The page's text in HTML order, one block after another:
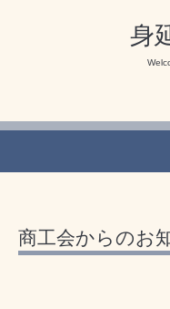
身
商工会からのお